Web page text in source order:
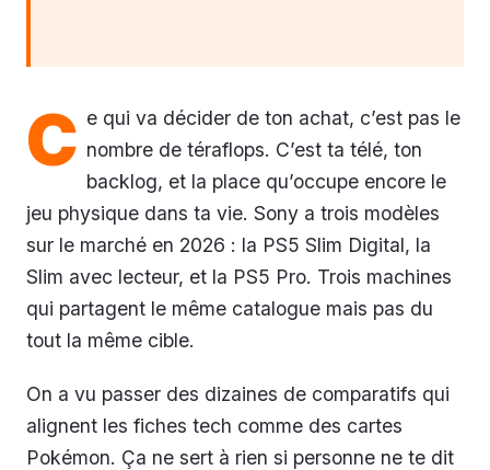
C e qui va décider de ton achat, c’est pas le
nombre de téraflops. C’est ta télé, ton
backlog, et la place qu’occupe encore le
jeu physique dans ta vie. Sony a trois modèles
sur le marché en 2026 : la PS5 Slim Digital, la
Slim avec lecteur, et la PS5 Pro. Trois machines
qui partagent le même catalogue mais pas du
tout la même cible.
On a vu passer des dizaines de comparatifs qui
alignent les fiches tech comme des cartes
Pokémon. Ça ne sert à rien si personne ne te dit